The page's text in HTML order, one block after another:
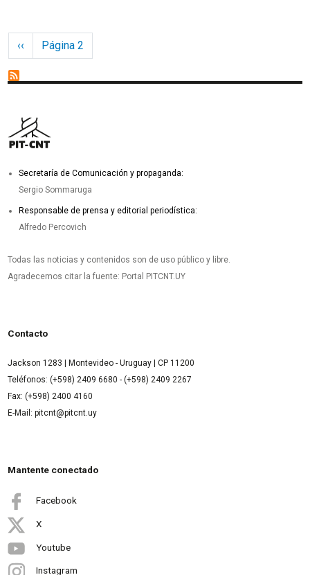
Paginación
Página anterior
‹‹ Página 2
Secretaría de Comunicación y propaganda:
Sergio Sommaruga
Responsable de prensa y editorial periodística:
Alfredo Percovich
Todas las noticias y contenidos son de uso público y libre.
Agradecemos citar la fuente: Portal PITCNT.UY
Contacto
Jackson 1283 | Montevideo - Uruguay | CP 11200
Teléfonos: (+598) 2409 6680 - (+598) 2409 2267
Fax: (+598) 2400 4160
E-Mail: pitcnt@pitcnt.uy
Mantente conectado
Facebook
X
Youtube
Instagram